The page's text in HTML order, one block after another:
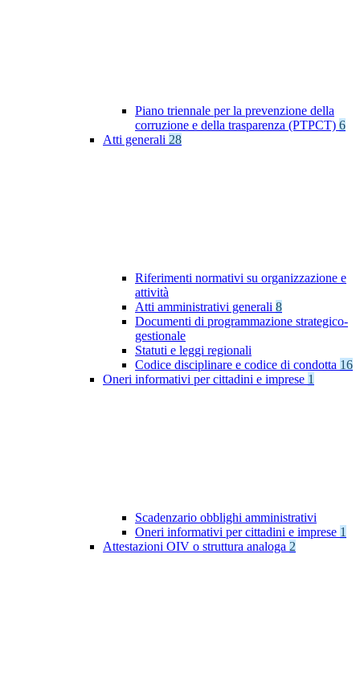
Piano triennale per la prevenzione della
corruzione e della trasparenza (PTPCT) 6
Atti generali 28
Riferimenti normativi su organizzazione e
attività
Atti amministrativi generali 8
Documenti di programmazione strategico-
gestionale
Statuti e leggi regionali
Codice disciplinare e codice di condotta 16
Oneri informativi per cittadini e imprese 1
Scadenzario obblighi amministrativi
Oneri informativi per cittadini e imprese 1
Attestazioni OIV o struttura analoga 2